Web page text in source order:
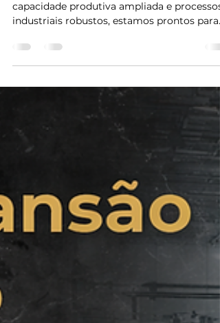
Site Mwm industri
26 de mar.
1 min de leitura
A MWM é uma indústria
preparada para o próximo
nível.
Com uma estrutura em constante expansão,
capacidade produtiva ampliada e processos
industriais robustos, estamos prontos para
atender marcas que exigem volume,
consistência e performance em larga escala
Nossa operação foi desenvolvida para ir
do desenvolvimento de produtos —
entregamos capacidade real de produção ,
com padrão, eficiência e controle em todas
as etapas. Atuamos como parceiros
estratégicos de marcas que não querem